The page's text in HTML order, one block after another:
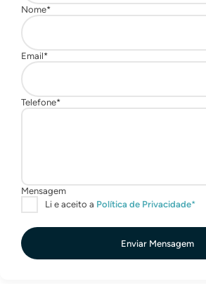
Enviar Mensagem